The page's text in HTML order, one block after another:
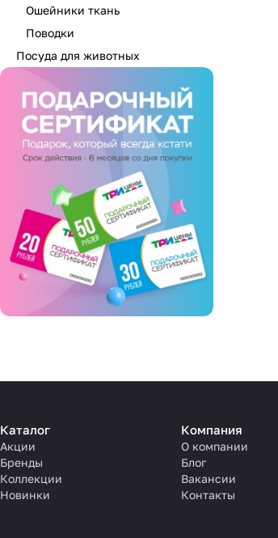
Ошейники ткань
Поводки
Посуда для животных
Каталог
Акции
Бренды
Коллекции
Новинки
Компания
О компании
Блог
Вакансии
Контакты